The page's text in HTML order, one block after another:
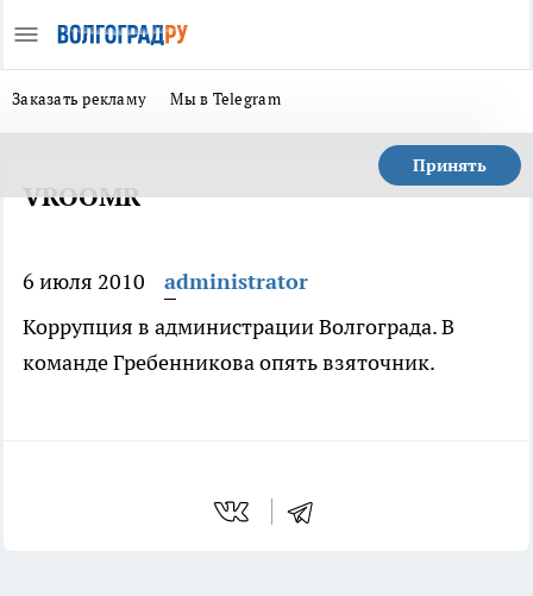
Заказать рекламу Мы в Telegram
Принять
VROOMR
6 июля 2010
administrator
Коррупция в администрации Волгограда. В
команде Гребенникова опять взяточник.